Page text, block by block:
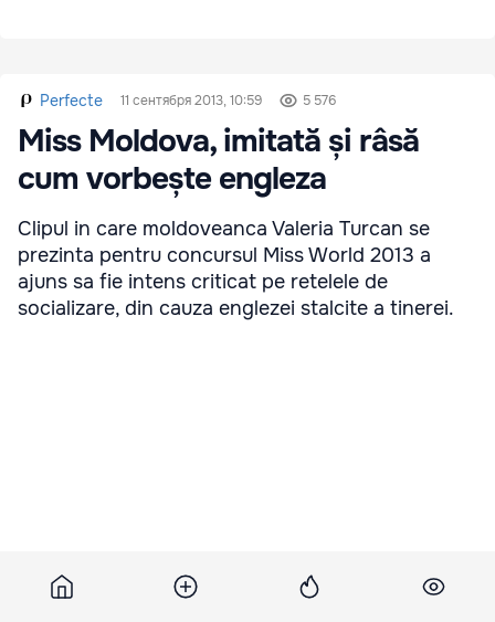
Perfecte 11 сентября 2013, 10:59 5 576
Miss Moldova, imitată și râsă
cum vorbește engleza
Clipul in care moldoveanca Valeria Turcan se
prezinta pentru concursul Miss World 2013 a
ajuns sa fie intens criticat pe retelele de
socializare, din cauza englezei stalcite a tinerei.